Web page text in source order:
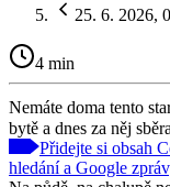
25. 6. 2026,
4 min
Nemáte doma tento
bytě a dnes za něj
Přidejte si obsah
hledání a Google